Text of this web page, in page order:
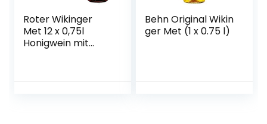
Roter Wikinger
Met 12 x 0,75l
Honigwein mit
Behn Original Wikin
ger Met (1 x 0.75 l)